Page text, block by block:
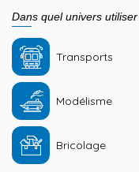
Dans quel univers
Transports
Modélisme
Bricolage